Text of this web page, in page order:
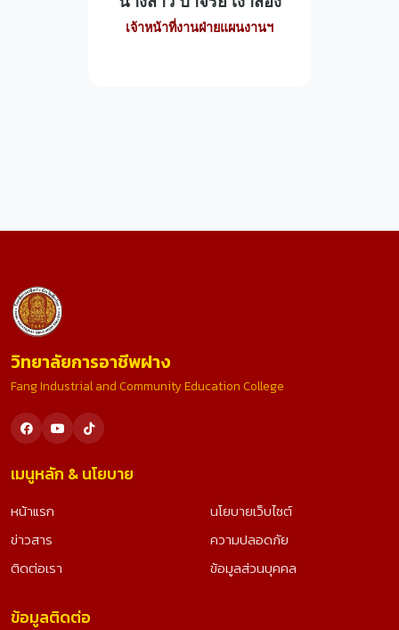
เจ้าหน้าที่งานฝ่ายแผนงานฯ
วิทยาลัยการอาชีพฝาง
Fang Industrial and Community Education College
เมนูหลัก & นโยบาย
หน้าแรก
ข่าวสาร
ติดต่อเรา
นโยบายเว็บไซต์
ความปลอดภัย
ข้อมูลส่วนบุคคล
ข้อมูลติดต่อ